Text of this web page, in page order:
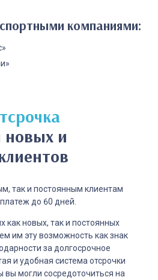
компаниями:
новых и
так и постоянным клиентам
до 60 дней.
новых, так и постоянных
им эту возможность как знак
за долгосрочное
и удобная система отсрочки
вы могли сосредоточиться на